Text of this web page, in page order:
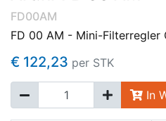
FD00AM
FD 00 AM - Mini-Filterregler
€ 122,23 per STK
In